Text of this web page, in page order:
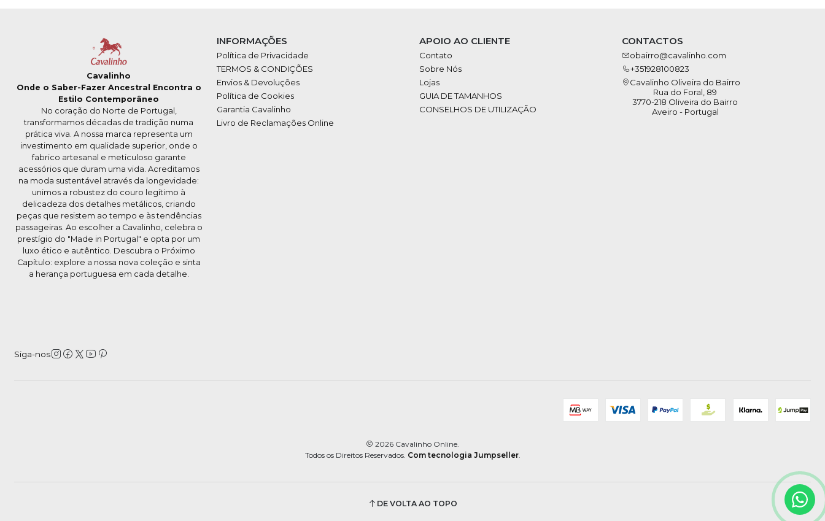
Cavalinho
Onde o Saber-Fazer Ancestral Encontra o
Estilo Contemporâneo
No coração do Norte de Portugal,
transformamos décadas de tradição numa
prática viva. A nossa marca representa um
investimento em qualidade superior, onde o
fabrico artesanal e meticuloso garante
acessórios que duram uma vida. Acreditamos
na moda sustentável através da longevidade:
unimos a robustez do couro legítimo à
delicadeza dos detalhes metálicos, criando
peças que resistem ao tempo e às tendências
passageiras. Ao escolher a Cavalinho, celebra o
prestígio do "Made in Portugal" e opta por um
luxo ético e autêntico. Descubra o Próximo
Capítulo: explore a nossa nova coleção e sinta
a herança portuguesa em cada detalhe.
Siga-nos
INFORMAÇÕES
Política de Privacidade
TERMOS & CONDIÇÕES
Envios & Devoluções
Política de Cookies
Garantia Cavalinho
Livro de Reclamações Online
APOIO AO CLIENTE
Contato
Sobre Nós
Lojas
GUIA DE TAMANHOS
CONSELHOS DE UTILIZAÇÃO
CONTACTOS
obairro@cavalinho.com
+351928100823
Cavalinho Oliveira do Bairro
Rua do Foral, 89
3770-218 Oliveira do Bairro
Aveiro - Portugal
2026 Cavalinho Online.
Todos os Direitos Reservados. Com tecnologia Jumpseller.
DE VOLTA AO TOPO